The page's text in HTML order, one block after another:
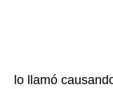
lo llamó